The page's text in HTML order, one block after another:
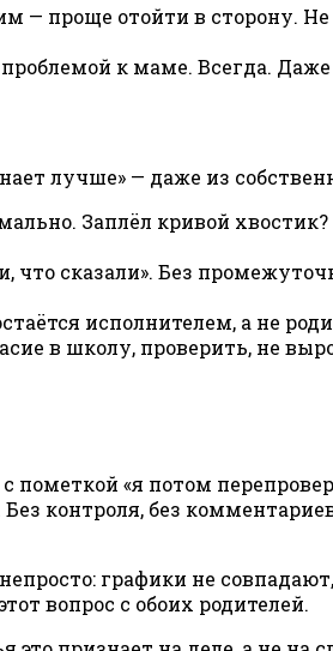
— проще отойти в сторону.
к маме. Всегда.
лучше» — даже из
Заплёл кривой
что сказали». Без
исполнителем, а не
в школу, проверить, не
пометкой «я потом
контроля, без
графики не
вопрос с обоих родителей.